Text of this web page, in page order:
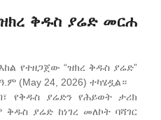
ቅዱስ ያሬድ መርሐ
የተዘጋጀው “ዝክረ ቅዱስ ያሬድ”
(May 24, 2026) ተካሄዷል።
የቅዱስ ያሬድን የሕይወት ታሪክ
ያሬድ ከነገረ መለኮት ባሻገር